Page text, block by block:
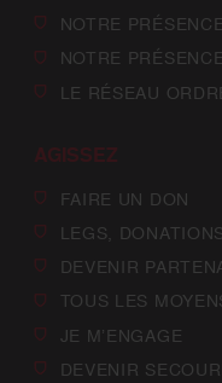
NOTRE
NOTRE
LE RÉSEAU
AGISSEZ
FAIRE UN DON
LEGS,
DEVENIR
TOUS LES
JE M’ENGAGE
DEVENIR